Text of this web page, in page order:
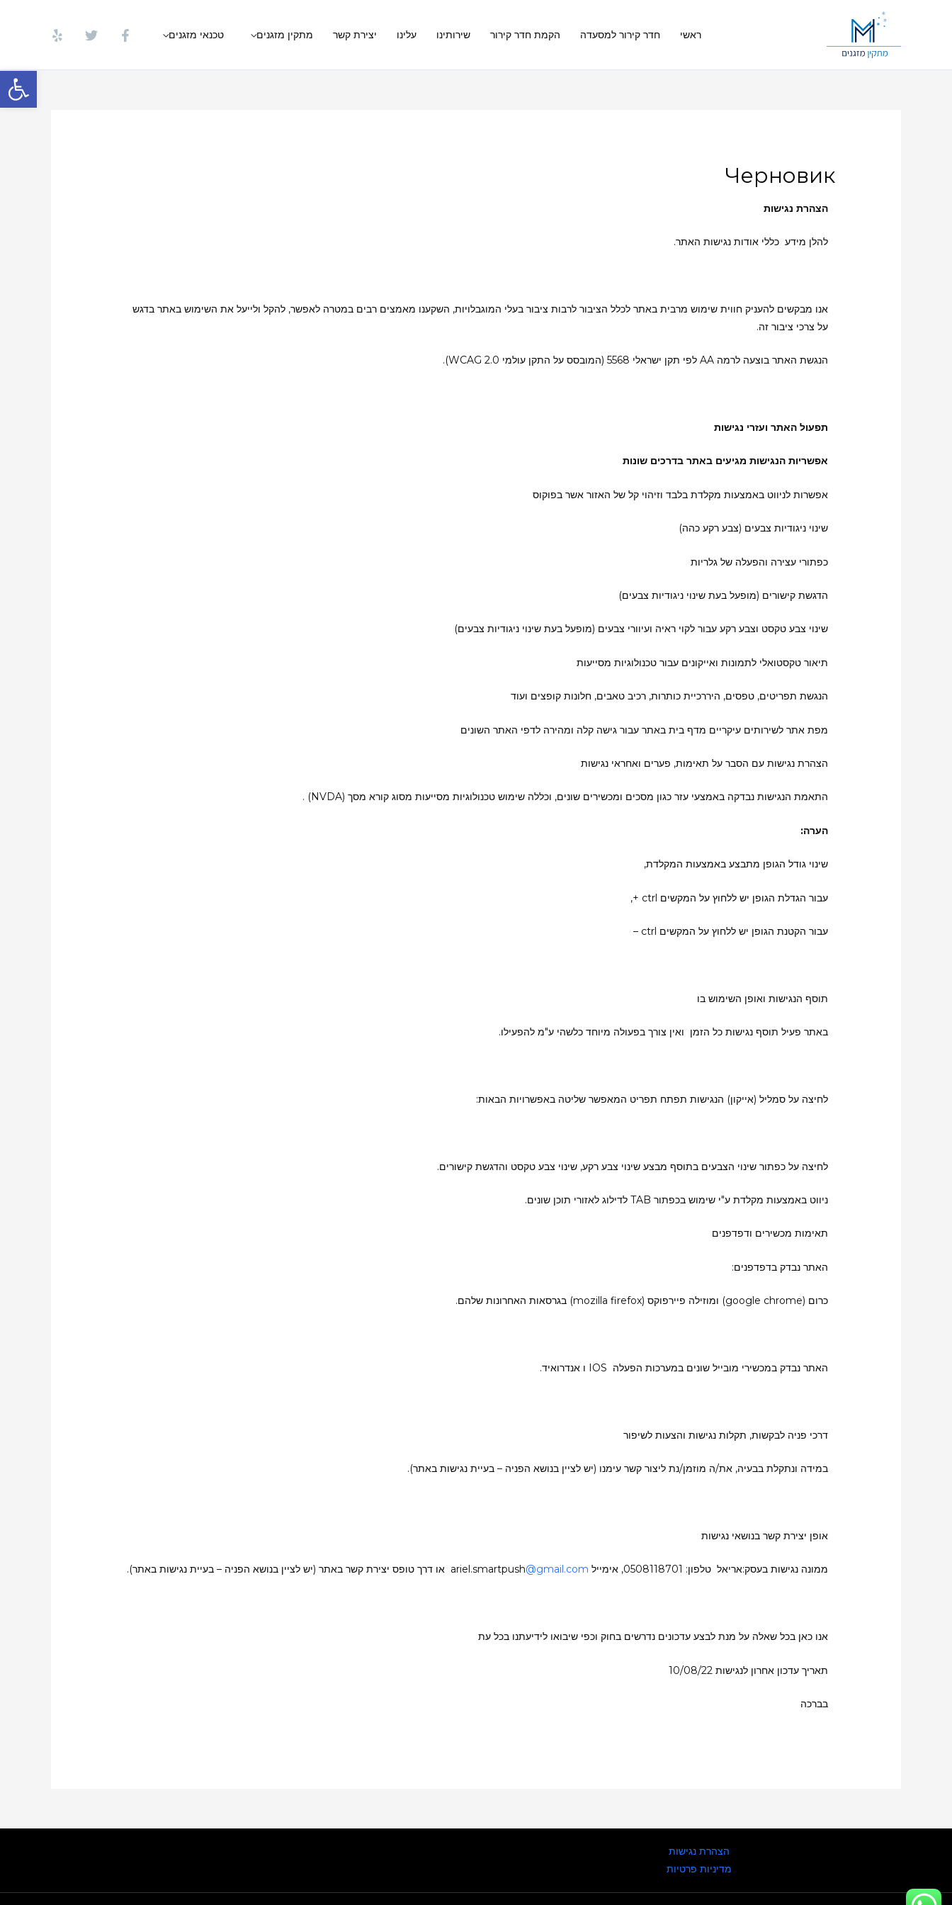
פתח
ראשי חדר קירור למסעדה הקמת חדר קירור שירותינו עלינו יצירת קשר מתקין מזגנים טכנאי מזגנים
Черновик
הצהרת נגישות
להלן מידע כללי אודות נגישות האתר.
אנו מבקשים להעניק חווית שימוש מרבית באתר לכלל הציבור לרבות ציבור בעלי המוגבלויות, השקענו מאמצים רבים במטרה לאפשר, להקל ולייעל את השימוש באתר בדגש
על צרכי ציבור זה.
הנגשת האתר בוצעה לרמה AA לפי תקן ישראלי 5568 (המובסס על התקן עולמי WCAG 2.0).
תפעול האתר ועזרי נגישות
אפשריות הנגישות מגיעים באתר בדרכים שונות
אפשרות לניווט באמצעות מקלדת בלבד וזיהוי קל של האזור אשר בפוקוס
שינוי ניגודיות צבעים (צבע רקע כהה)
כפתורי עצירה והפעלה של גלריות
הדגשת קישורים (מופעל בעת שינוי ניגודיות צבעים)
שינוי צבע טקסט וצבע רקע עבור לקוי ראיה ועיוורי צבעים (מופעל בעת שינוי ניגודיות צבעים)
תיאור טקסטואלי לתמונות ואייקונים עבור טכנולוגיות מסייעות
הנגשת תפריטים, טפסים, היררכיית כותרות, רכיב טאבים, חלונות קופצים ועוד
מפת אתר לשירותים עיקריים מדף בית באתר עבור גישה קלה ומהירה לדפי האתר השונים
הצהרת נגישות עם הסבר על תאימות, פערים ואחראי נגישות
התאמת הנגישות נבדקה באמצעי עזר כגון מסכים ומכשירים שונים, וכללה שימוש טכנולוגיות מסייעות מסוג קורא מסך (NVDA) .
הערה:
שינוי גודל הגופן מתבצע באמצעות המקלדת,
עבור הגדלת הגופן יש ללחוץ על המקשים ctrl +,
עבור הקטנת הגופן יש ללחוץ על המקשים ctrl –
תוסף הנגישות ואופן השימוש בו
באתר פעיל תוסף נגישות כל הזמן ואין צורך בפעולה מיוחד כלשהי ע"מ להפעילו.
לחיצה על סמליל (אייקון) הנגישות תפתח תפריט המאפשר שליטה באפשרויות הבאות:
לחיצה על כפתור שינוי הצבעים בתוסף מבצע שינוי צבע רקע, שינוי צבע טקסט והדגשת קישורים.
ניווט באמצעות מקלדת ע"י שימוש בכפתור TAB לדילוג לאזורי תוכן שונים.
תאימות מכשירים ודפדפנים
האתר נבדק בדפדפנים:
כרום (google chrome) ומוזילה פיירפוקס (mozilla firefox) בגרסאות האחרונות שלהם.
האתר נבדק במכשירי מובייל שונים במערכות הפעלה IOS ו אנדרואיד.
דרכי פניה לבקשות, תקלות נגישות והצעות לשיפור
במידה ונתקלת בבעיה, את/ה מוזמן/נת ליצור קשר עימנו (יש לציין בנושא הפניה – בעיית נגישות באתר).
אופן יצירת קשר בנושאי נגישות
ממונה נגישות בעסק:אריאל טלפון: 0508118701, אימייל ariel.smartpush @gmail.com או דרך טופס יצירת קשר באתר (יש לציין בנושא הפניה – בעיית נגישות באתר).
אנו כאן בכל שאלה על מנת לבצע עדכונים נדרשים בחוק וכפי שיבואו לידיעתנו בכל עת
תאריך עדכון אחרון לנגישות 10/08/22
בברכה
הצהרת נגישות
מדיניות פרטיות